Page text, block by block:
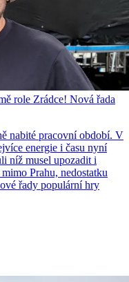
role Zrádce! Nová řada
nabité pracovní období. V
energie i času nyní
níž musel upozadit i
Prahu, nedostatku
řady populární hry